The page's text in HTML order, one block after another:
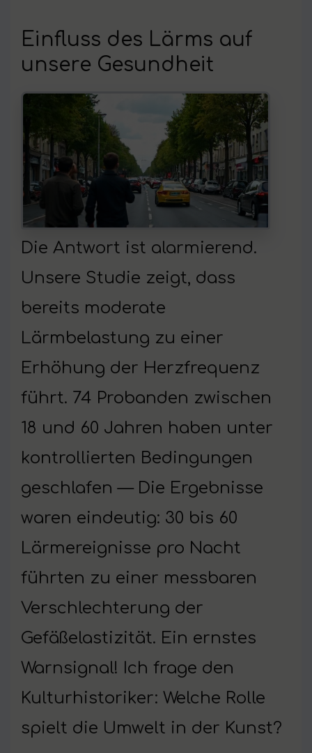
Einfluss des Lärms auf
unsere Gesundheit
Die Antwort ist alarmierend.
Unsere Studie zeigt, dass
bereits moderate
Lärmbelastung zu einer
Erhöhung der Herzfrequenz
führt. 74 Probanden zwischen
18 und 60 Jahren haben unter
kontrollierten Bedingungen
geschlafen — Die Ergebnisse
waren eindeutig: 30 bis 60
Lärmereignisse pro Nacht
führten zu einer messbaren
Verschlechterung der
Gefäßelastizität. Ein ernstes
Warnsignal! Ich frage den
Kulturhistoriker: Welche Rolle
spielt die Umwelt in der Kunst?